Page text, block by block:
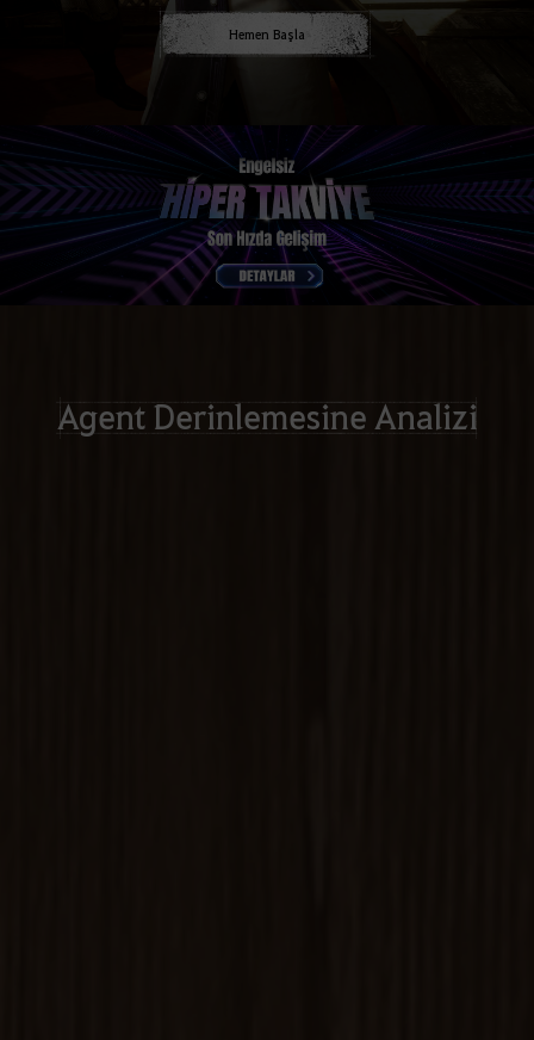
Hemen Başla
Agent Derinlemesine Analizi